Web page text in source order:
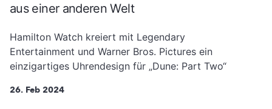
aus einer anderen Welt
Hamilton Watch kreiert mit Legendary
Entertainment und Warner Bros. Pictures ein
einzigartiges Uhrendesign für „Dune: Part Two“
26. Feb 2024